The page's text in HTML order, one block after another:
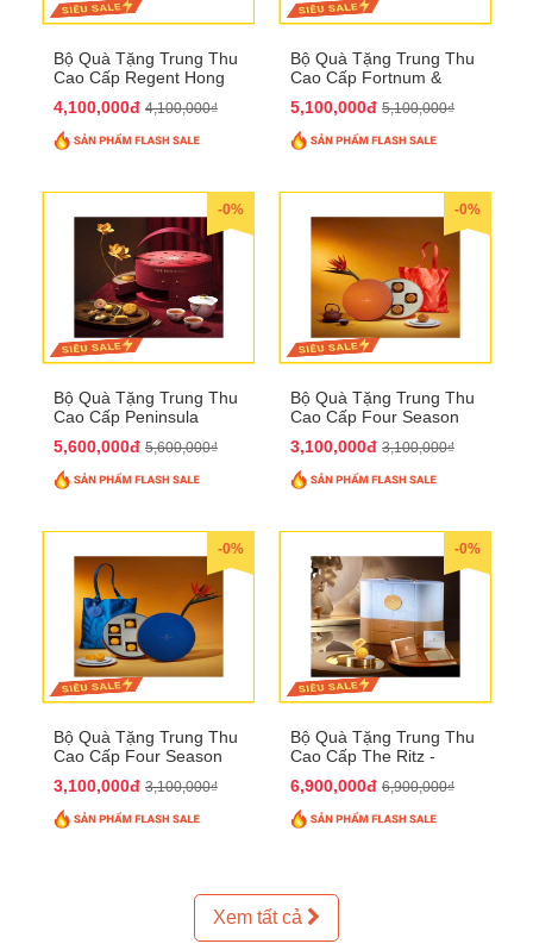
Bộ Quà Tặng Trung Thu
Cao Cấp Regent Hong
4,100,000đ 4,100,000₫
Bộ Quà Tặng Trung Thu
Cao Cấp Fortnum &
5,100,000đ 5,100,000₫
-0%
Bộ Quà Tặng Trung Thu
Cao Cấp Peninsula
5,600,000đ 5,600,000₫
-0%
Bộ Quà Tặng Trung Thu
Cao Cấp Four Season
3,100,000đ 3,100,000₫
-0%
Bộ Quà Tặng Trung Thu
Cao Cấp Four Season
3,100,000đ 3,100,000₫
-0%
Bộ Quà Tặng Trung Thu
Cao Cấp The Ritz -
6,900,000đ 6,900,000₫
Xem tất cả